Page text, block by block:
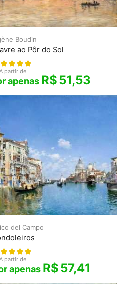
Boudin
ao Pôr do Sol
A partir de
R$51,53
del Campo
A partir de
R$57,41